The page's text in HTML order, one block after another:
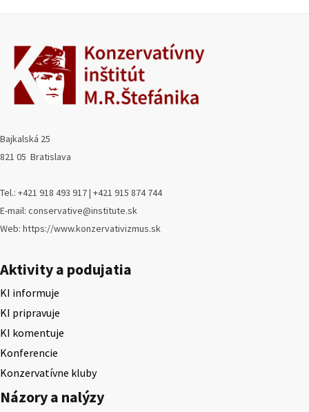
Bajkalská 25
821 05 Bratislava
Tel.: +421 918 493 917 | +421 915 874 744
E-mail: conservative@institute.sk
Web: https://www.konzervativizmus.sk
Aktivity a podujatia
KI informuje
KI pripravuje
KI komentuje
Konferencie
Konzervatívne kluby
Názory a nalýzy